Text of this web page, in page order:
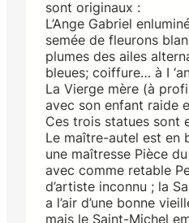
sont originaux :
L’Ange Gabriel
semée de fleurons
plumes des ailes
bleues; coiffure… à I
La Vierge mère (à
avec son enfant raide
Ces trois statues sont
Le maître-autel est en
une maîtresse Pièce
avec comme retable
d’artiste inconnu ; la
a l’air d’une bonne
mais le Saint-Michel